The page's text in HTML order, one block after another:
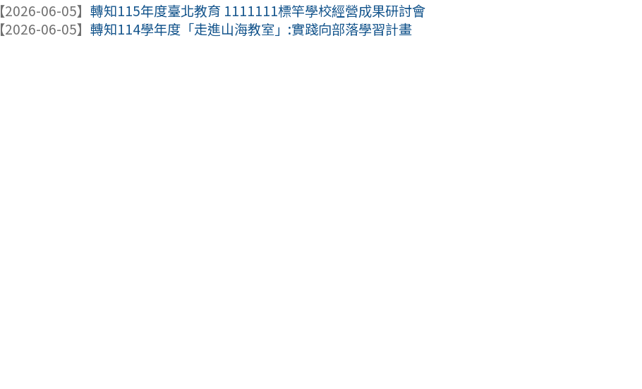
【2026-06-05】轉知115年度臺北教育 1111111標竿學校經營成果研討會
【2026-06-05】轉知114學年度「走進山海教室」:實踐向部落學習計畫